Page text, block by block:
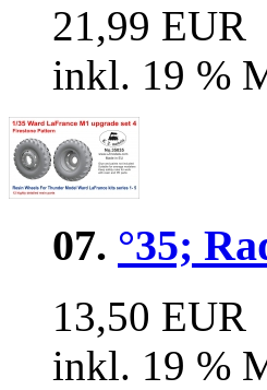
21,99 EUR
inkl. 19 %
07. °35;
13,50 EUR
inkl. 19 %